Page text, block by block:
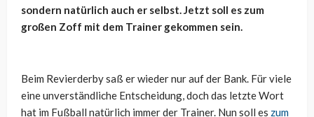
sondern natürlich auch er selbst. Jetzt soll es zum
großen Zoff mit dem Trainer gekommen sein.
Beim Revierderby saß er wieder nur auf der Bank. Für viele
eine unverständliche Entscheidung, doch das letzte Wort
hat im Fußball natürlich immer der Trainer. Nun soll es zum